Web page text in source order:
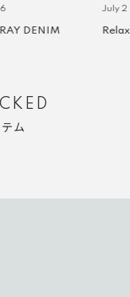
DENIM
July 2
Relax
ム